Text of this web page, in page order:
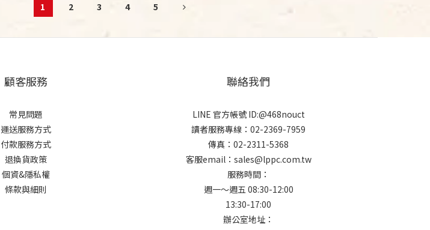
1 2 3 4 5
顧客服務
常見問題
運送服務方式
付款服務方式
退換貨政策
個資&隱私權
條款與細則
聯絡我們
LINE 官方帳號 ID:@468nouct
讀者服務專線：02-2369-7959
傳真：02-2311-5368
客服email：sales@lppc.com.tw
服務時間：
週一～週五 08:30-12:00
13:30-17:00
辦公室地址：